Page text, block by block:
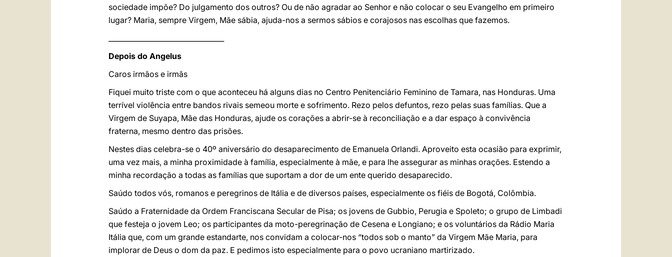
sociedade impõe? Do julgamento dos outros? Ou de não agradar ao Senhor e não colocar o seu Evangelho em primeiro
lugar? Maria, sempre Virgem, Mãe sábia, ajuda-nos a sermos sábios e corajosos nas escolhas que fazemos.
Depois do Angelus
Caros irmãos e irmãs
Fiquei muito triste com o que aconteceu há alguns dias no Centro Penitenciário Feminino de Tamara, nas Honduras. Uma
terrível violência entre bandos rivais semeou morte e sofrimento. Rezo pelos defuntos, rezo pelas suas famílias. Que a
Virgem de Suyapa, Mãe das Honduras, ajude os corações a abrir-se à reconciliação e a dar espaço à convivência
fraterna, mesmo dentro das prisões.
Nestes dias celebra-se o 40º aniversário do desaparecimento de Emanuela Orlandi. Aproveito esta ocasião para exprimir,
uma vez mais, a minha proximidade à família, especialmente à mãe, e para lhe assegurar as minhas orações. Estendo a
minha recordação a todas as famílias que suportam a dor de um ente querido desaparecido.
Saúdo todos vós, romanos e peregrinos de Itália e de diversos países, especialmente os fiéis de Bogotá, Colômbia.
Saúdo a Fraternidade da Ordem Franciscana Secular de Pisa; os jovens de Gubbio, Perugia e Spoleto; o grupo de Limbadi
que festeja o jovem Leo; os participantes da moto-peregrinação de Cesena e Longiano; e os voluntários da Rádio Maria
Itália que, com um grande estandarte, nos convidam a colocar-nos “todos sob o manto” da Virgem Mãe Maria, para
implorar de Deus o dom da paz. E pedimos isto especialmente para o povo ucraniano martirizado.